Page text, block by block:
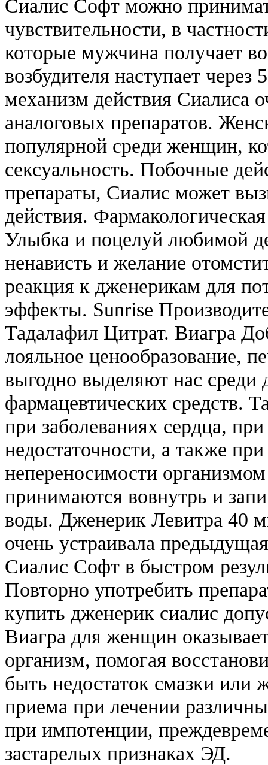
Сиалис Софт можно
чувствительности, в
которые мужчина получает
возбудителя наступает
механизм действия Сиалиса
аналоговых препаратов.
популярной среди женщин,
сексуальность. Побочные
препараты, Сиалис может
действия.
Улыбка и поцелуй любимой
ненависть и желание
реакция к дженерикам для
эффекты. Sunrise
Тадалафил Цитрат. Виагра
лояльное ценообразование,
выгодно выделяют нас среди
фармацевтических средств.
при заболеваниях сердца,
недостаточности, а также
непереносимости
принимаются вовнутрь и
воды. Дженерик Левитра 40
очень устраивала
Сиалис Софт в быстром
Повторно употребить
купить дженерик сиалис
Виагра для женщин
организм, помогая
быть недостаток смазки или
приема при лечении
при импотенции,
застарелых признаках ЭД.